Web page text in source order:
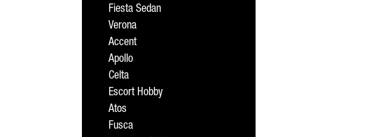
Fiesta Sedan
Verona
Accent
Apollo
Celta
Escort Hobby
Atos
Fusca